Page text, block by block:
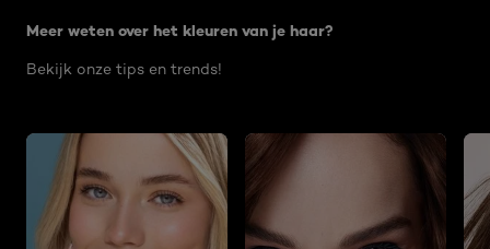
Meer weten over het kleuren van je haar?
Bekijk onze tips en trends!